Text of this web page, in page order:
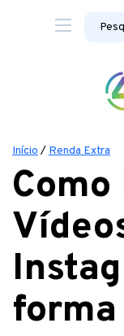
Início / Renda Extra